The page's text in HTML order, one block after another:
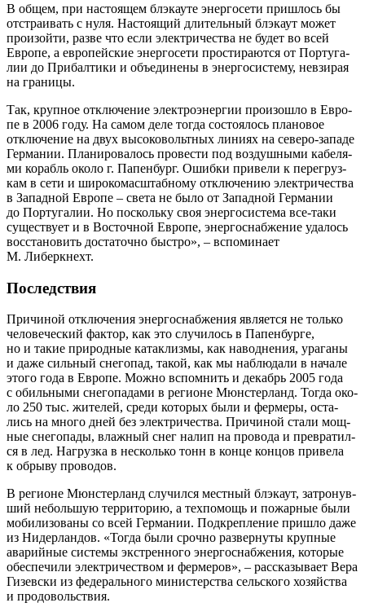
В общем, при насто­я­щем блэка­у­те энер­го­се­ти при­шлось бы
отстра­и­вать с нуля. Насто­я­щий дли­тель­ный блэка­ут может
про­изой­ти, раз­ве что если элек­три­че­ства не будет во всей
Евро­пе, а евро­пей­ские энер­го­се­ти про­сти­ра­ют­ся от Пор­ту­га­
лии до При­бал­ти­ки и объ­еди­не­ны в энер­го­си­сте­му, невзи­рая
на границы.
Так, круп­ное отклю­че­ние элек­тро­энер­гии про­изо­шло в Евро­
пе в 2006 году. На самом деле тогда состо­я­лось пла­но­вое
отклю­че­ние на двух высо­ко­вольт­ных лини­ях на севе­ро-запа­де
Гер­ма­нии. Пла­ни­ро­ва­лось про­ве­сти под воз­душ­ны­ми кабе­ля­
ми корабль око­ло г. Папен­бург. Ошиб­ки при­ве­ли к пере­груз­
кам в сети и широ­ко­мас­штаб­но­му отклю­че­нию элек­три­че­ства
в Запад­ной Евро­пе – све­та не было от Запад­ной Гер­ма­нии
до Пор­ту­га­лии. Но посколь­ку своя энер­го­си­сте­ма все-таки
суще­ству­ет и в Восточ­ной Евро­пе, энер­го­снаб­же­ние уда­лось
вос­ста­но­вить доста­точ­но быст­ро», – вспо­ми­на­ет
М. Либеркнехт.
Последствия
При­чи­ной отклю­че­ния энер­го­снаб­же­ния явля­ет­ся не толь­ко
чело­ве­че­ский фак­тор, как это слу­чи­лось в Папен­бур­ге,
но и такие при­род­ные ката­клиз­мы, как навод­не­ния, ура­га­ны
и даже силь­ный сне­го­пад, такой, как мы наблю­да­ли в нача­ле
это­го года в Евро­пе. Мож­но вспом­нить и декабрь 2005 года
с обиль­ны­ми сне­го­па­да­ми в реги­оне Мюн­стер­ланд. Тогда око­
ло 250 тыс. жите­лей, сре­ди кото­рых были и фер­ме­ры, оста­
лись на мно­го дней без элек­три­че­ства. При­чи­ной ста­ли мощ­
ные сне­го­па­ды, влаж­ный снег налип на про­во­да и пре­вра­тил­
ся в лед. Нагруз­ка в несколь­ко тонн в кон­це кон­цов при­ве­ла
к обры­ву проводов.
В реги­оне Мюн­стер­ланд слу­чил­ся мест­ный блэка­ут, затро­нув­
ший неболь­шую тер­ри­то­рию, а тех­по­мощь и пожар­ные были
моби­ли­зо­ва­ны со всей Гер­ма­нии. Под­креп­ле­ние при­шло даже
из Нидер­лан­дов. «Тогда были сроч­но раз­вер­ну­ты круп­ные
ава­рий­ные систе­мы экс­трен­но­го энер­го­снаб­же­ния, кото­рые
обес­пе­чи­ли элек­три­че­ством и фер­ме­ров», – рас­ска­зы­ва­ет Вера
Гизев­ски из феде­раль­но­го мини­стер­ства сель­ско­го хозяй­ства
и продовольствия.